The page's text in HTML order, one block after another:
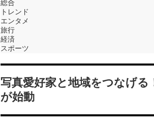
総合
トレンド
エンタメ
旅行
経済
スポーツ
写真愛好家と地域をつなげる
が始動